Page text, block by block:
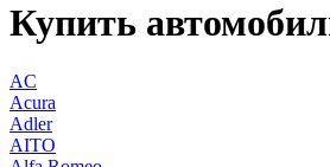
Купить
AC
Acura
Adler
AITO